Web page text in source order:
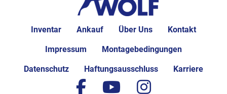
Inventar Ankauf Über Uns Kontakt
Impressum Montagebedingungen
Datenschutz Haftungsausschluss Karriere
facebook
youtubeinstagram